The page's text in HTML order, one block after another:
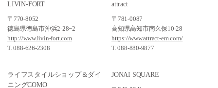
LIVIN-FORT
〒770-8052
徳島県徳島市沖浜2-28−2
http://www.livin-fort.com
T. 088-626-2308
attract
〒781-0087
高知県高知市南久保10-28
https://www.attract-em.com/
T. 088-880-9877
ライフスタイルショップ＆ダイ
ニングCOMO
JONAI SQUARE